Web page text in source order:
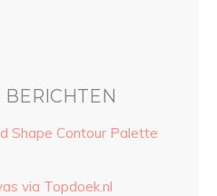
BERICHTEN
Shape Contour Palette
via Topdoek.nl